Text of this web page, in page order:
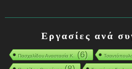
Εργασίες ανά
Πασχαλίδου Αναστασία Κ. (6)